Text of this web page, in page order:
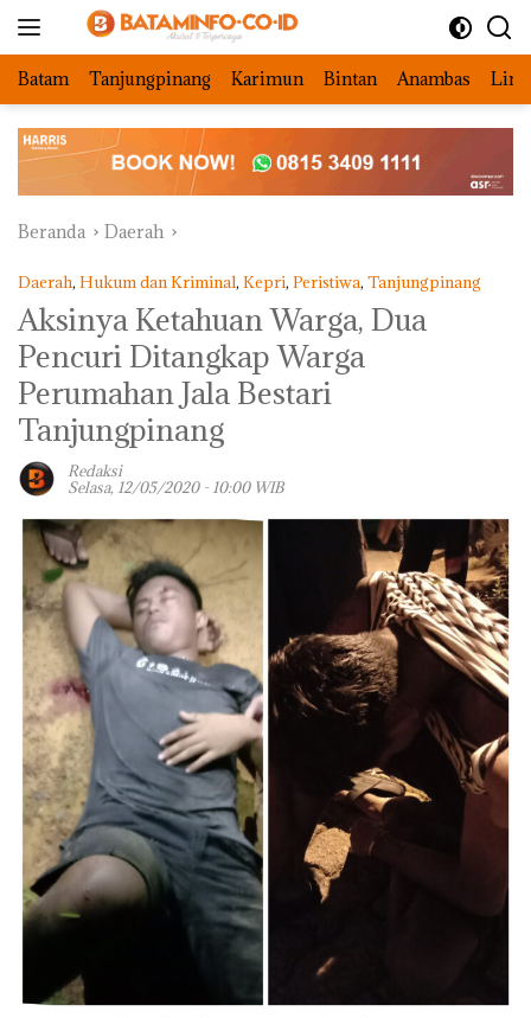
Batam Tanjungpinang Karimun Bintan Anambas
Beranda Daerah
Daerah, Hukum dan Kriminal, Kepri, Peristiwa, Tanjungpinang
Aksinya Ketahuan Warga, Dua
Pencuri Ditangkap Warga
Perumahan Jala Bestari
Tanjungpinang
Redaksi
Selasa, 12/05/2020 - 10:00 WIB